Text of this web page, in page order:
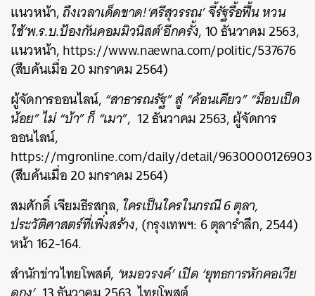
แนวหน้า,ถึงเวลาเด็ดขาด!‘ศรีสุวรรณ’ จี้รัฐรื้อฟื้น หวน
ใช้‘พ.ร.บ.ป้องกันคอมมิวนิสต์’อีกครั้ง, 10 ธันวาคม 2563,
แนวหน้า, https://www.naewna.com/politic/537676
(สืบค้นเมื่อ 20 มกราคม 2564)
ผู้จัดการออนไลน์, “สาธารณรัฐ” สู่ “ค้อนเคียว” “ม็อบเป็ด
น้อย” ไม่ “บ้า” ก็ “เมา”, 12 ธันวาคม 2563, ผู้จัดการ
ออนไลน์,
https://mgronline.com/daily/detail/9630000126903
(สืบค้นเมื่อ 20 มกราคม 2564)
สมศักดิ์ เจียมธีรสกุล,ใครเป็นใครในกรณี 6 ตุลา,
ประวัติศาสตร์ที่เพิ่งสร้าง, (กรุงเทพฯ: 6 ตุลารำลึก, 2544)
หน้า 162-164.
สำนักข่าวไทยโพสต์, ‘หมอวรงค์’ เปิด ‘ยุทธการหักคอเวีย